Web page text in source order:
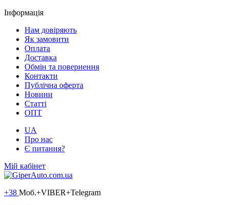
Інформація
Нам довіряють
Як замовити
Оплата
Доставка
Обмін та повернення
Контакти
Публічна оферта
Новини
Статті
ОПТ
UA
Про нас
Є питання?
Мій кабінет
+38 Моб.+VIBER+Telegram